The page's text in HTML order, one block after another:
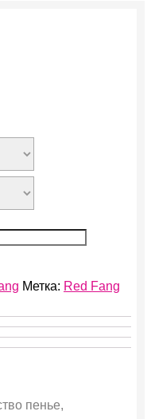
Метка: Red Fang
пенье,